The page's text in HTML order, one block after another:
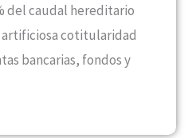
del caudal hereditario
artificiosa cotitularidad
bancarias, fondos y